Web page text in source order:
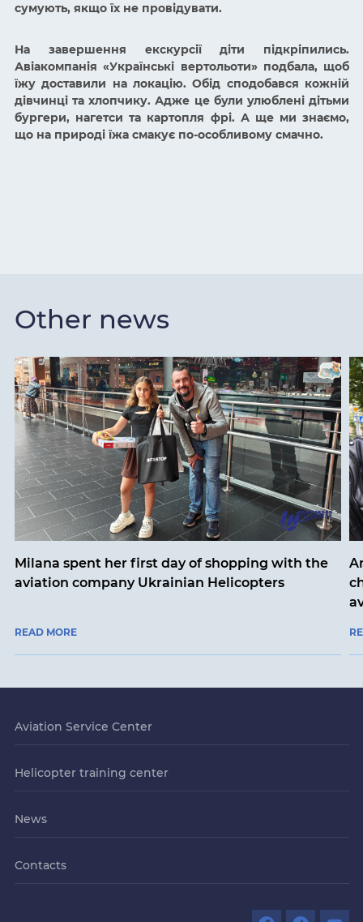
сумують, якщо їх не провідувати.
На завершення екскурсії діти підкріпились.
Авіакомпанія «Українські вертольоти» подбала, щоб
їжу доставили на локацію. Обід сподобався кожній
дівчинці та хлопчику. Адже це були улюблені дітьми
бургери, нагетси та картопля фрі. А ще ми знаємо,
що на природі їжа смакує по-особливому смачно.
Other news
Milana spent her first day of shopping with the
aviation company Ukrainian Helicopters
READ MORE
Aviation Service Center
Helicopter training center
News
Contacts